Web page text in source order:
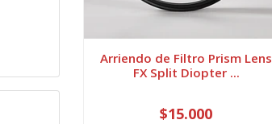
Arriendo de Filtro Prism Lens
FX Split Diopter ...
$15.000